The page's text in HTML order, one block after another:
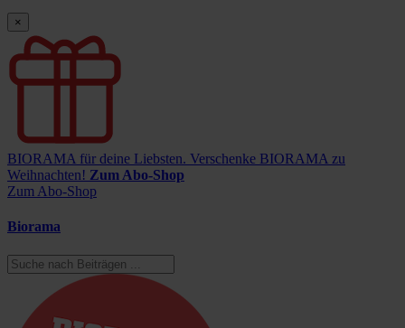
×
BIORAMA für deine Liebsten. Verschenke BIORAMA zu
Weihnachten! Zum Abo-Shop
Zum Abo-Shop
Biorama